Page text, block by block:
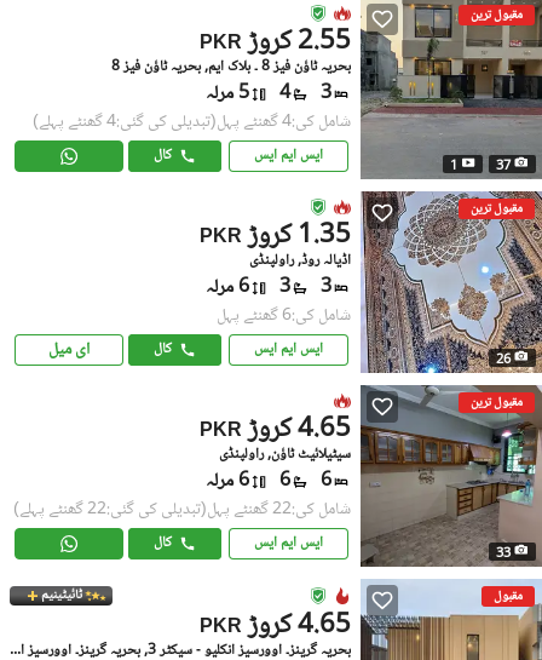
مقبول ترین
37
1
PKR 2.55 کروڑ
بحریہ ٹاؤن فیز 8 ۔ بلاک ایم, بحریہ ٹاؤن فیز 8
3
4 5 مرلہ
شامل کی:4 گھنٹے پہل (تبدیلی کی گئی:4 گھنٹے پہلے)
ایس ایم ایس کال
مقبول ترین
26
PKR 1.35 کروڑ
اڈیالہ روڈ, راولپنڈی
3
3 6 مرلہ
شامل کی:6 گھنٹے پہل
ایس ایم ایس کال ای میل
مقبول ترین
33
PKR 4.65 کروڑ
سیٹیلائیٹ ٹاؤن, راولپنڈی
6
6 6 مرلہ
شامل کی:22 گھنٹے پہل (تبدیلی کی گئی:22 گھنٹے پہلے)
ایس ایم ایس کال
مقبول ٹائیٹینیم
PKR 4.65 کروڑ
بحریہ گرینز۔ اوورسیز انکلیو - سیکٹر 3, بحریہ گرینز۔ اوورسیز انکلیو